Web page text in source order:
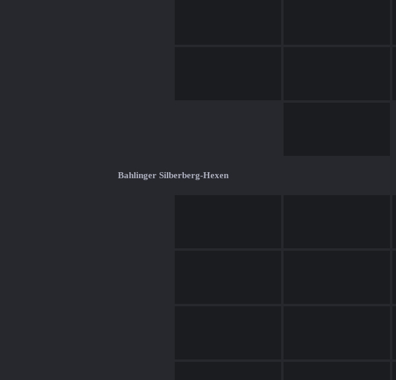
Bahlinger Silberberg-Hexen